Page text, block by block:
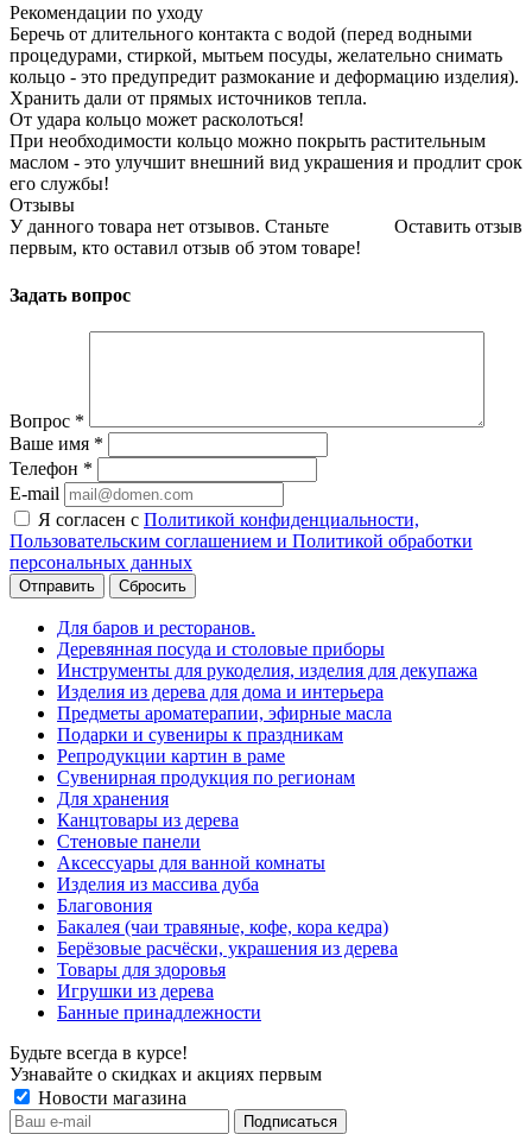
Рекомендации по уходу
Беречь от длительного контакта с водой (перед водными
процедурами, стиркой, мытьем посуды, желательно снимать
кольцо - это предупредит размокание и деформацию изделия).
Хранить дали от прямых источников тепла.
От удара кольцо может расколоться!
При необходимости кольцо можно покрыть растительным
маслом - это улучшит внешний вид украшения и продлит срок
его службы!
Отзывы
Оставить отзыв
У данного товара нет отзывов. Станьте
первым, кто оставил отзыв об этом товаре!
Задать вопрос
Вопрос *
Ваше имя *
Телефон *
E-mail
Я согласен с Политикой конфиденциальности,
Пользовательским соглашением и Политикой обработки
персональных данных
Сбросить
Для баров и ресторанов.
Деревянная посуда и столовые приборы
Инструменты для рукоделия, изделия для декупажа
Изделия из дерева для дома и интерьера
Предметы ароматерапии, эфирные масла
Подарки и сувениры к праздникам
Репродукции картин в раме
Сувенирная продукция по регионам
Для хранения
Канцтовары из дерева
Стеновые панели
Аксессуары для ванной комнаты
Изделия из массива дуба
Благовония
Бакалея (чаи травяные, кофе, кора кедра)
Берёзовые расчёски, украшения из дерева
Товары для здоровья
Игрушки из дерева
Банные принадлежности
Будьте всегда в курсе!
Узнавайте о скидках и акциях первым
Новости магазина